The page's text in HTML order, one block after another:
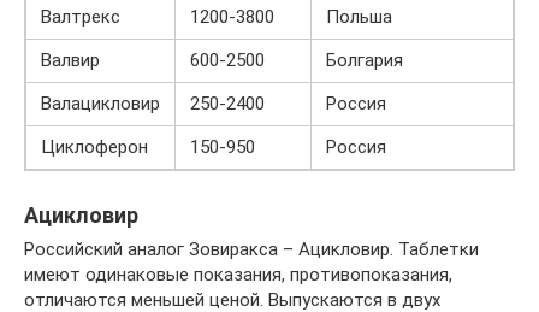
Валтрекс
1200-3800
Польша
Валвир
600-2500
Болгария
Валацикловир
250-2400
Россия
Циклоферон
150-950 Россия
Ацикловир
Российский аналог Зовиракса – Ацикловир. Таблетки
имеют одинаковые показания, противопоказания,
отличаются меньшей ценой. Выпускаются в двух